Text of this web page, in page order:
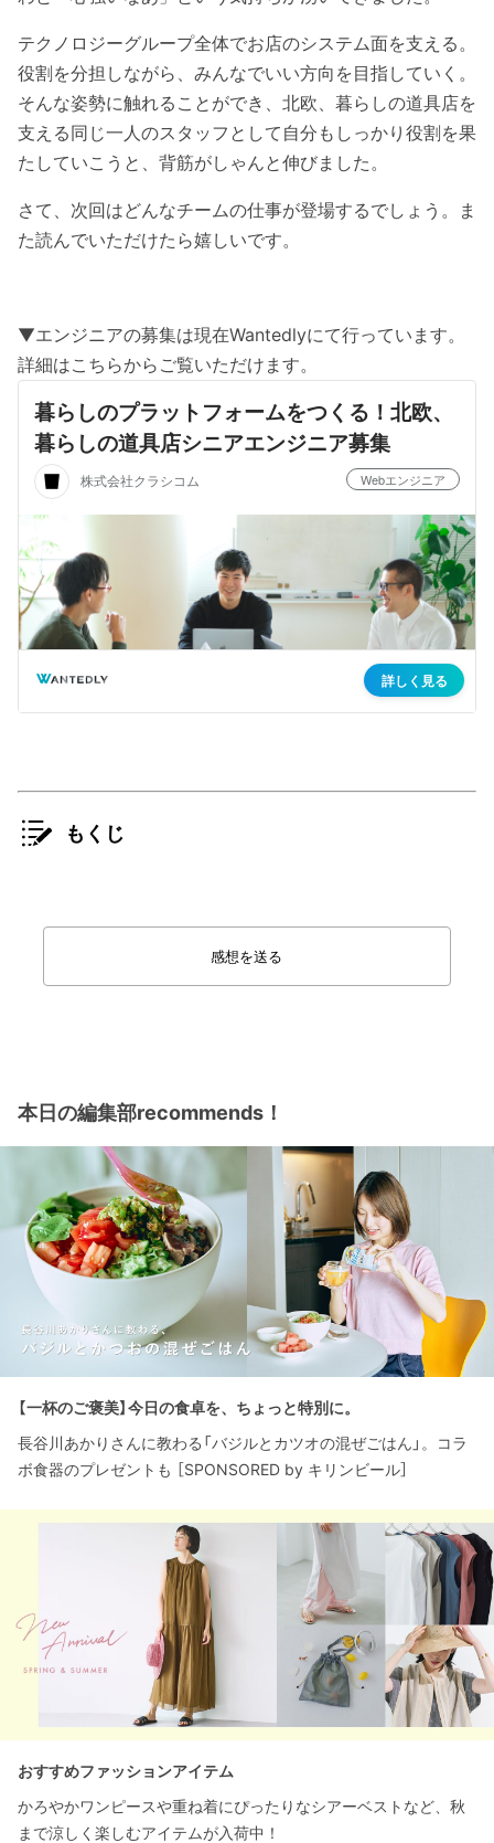
テクノロジーグループ全体でお店のシステム面を支える。
役割を分担しながら、みんなでいい方向を目指していく。
そんな姿勢に触れることができ、北欧、暮らしの道具店を
支える同じ一人のスタッフとして自分もしっかり役割を果
たしていこうと、背筋がしゃんと伸びました。
さて、次回はどんなチームの仕事が登場するでしょう。ま
た読んでいただけたら嬉しいです。
▼エンジニアの募集は現在Wantedlyにて行っています。
詳細はこちらからご覧いただけます。
もくじ
感想を送る
本日の編集部recommends！
【一杯のご褒美】今日の食卓を、ちょっと特別に。
長谷川あかりさんに教わる「バジルとカツオの混ぜごはん」。コラ
ボ食器のプレゼントも ［SPONSORED by キリンビール］
おすすめファッションアイテム
かろやかワンピースや重ね着にぴったりなシアーベストなど、秋
まで涼しく楽しむアイテムが入荷中！